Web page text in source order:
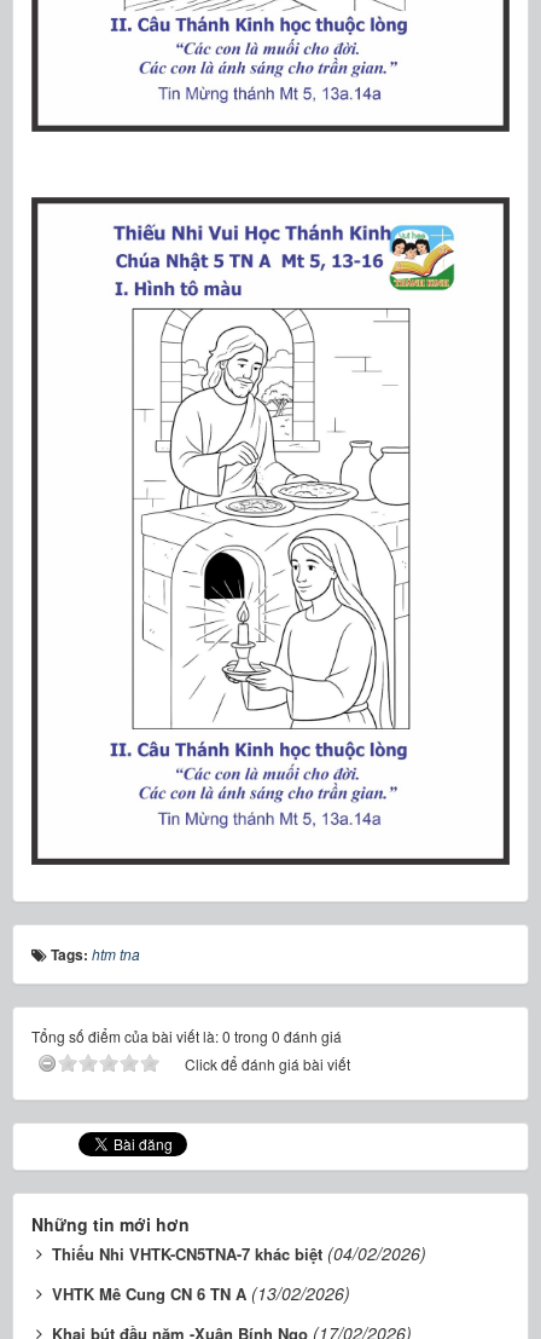
Tags: htm tna
Tổng số điểm của bài viết là: 0 trong 0 đánh giá
Click để đánh giá bài viết
Những tin mới hơn
Thiếu Nhi VHTK-CN5TNA-7 khác biệt (04/02/2026)
VHTK Mê Cung CN 6 TN A (13/02/2026)
Khai bút đầu năm -Xuân Bính Ngọ (17/02/2026)